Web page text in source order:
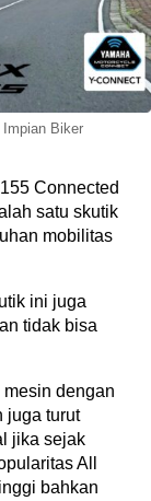
Impian Biker
Connected
satu skutik
mobilitas
ini juga
tidak bisa
dengan
juga turut
jika sejak
All
bahkan